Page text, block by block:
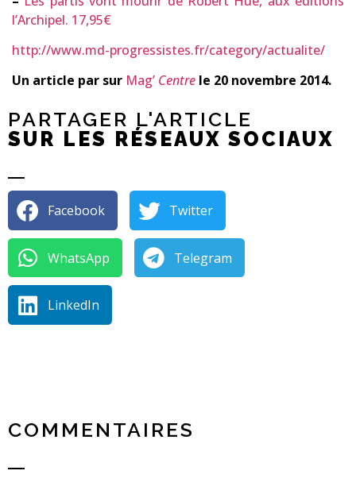
l’Archipel. 17,95€
http://www.md-progressistes.fr/category/actualite/
Un article par sur Mag’ Centre le 20 novembre 2014.
PARTAGER L'ARTICLE
SUR LES RÉSEAUX SOCIAUX
Facebook Twitter
WhatsApp Telegram
LinkedIn
COMMENTAIRES